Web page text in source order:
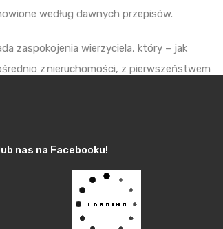
według dawnych przepisów.
zaspokojenia wierzyciela, który – jak
z nieruchomości, z pierwszeństwem
różnych rodzajów hipoteki, pozwala
hipotek czy też ich zakresem.
nas na Facebooku!